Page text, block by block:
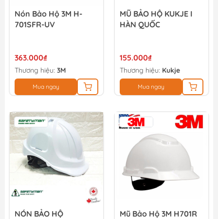
Nón Bảo Hộ 3M H-
701SFR-UV
363.000₫
Thương hiệu: 3M
Mua ngay
MŨ BẢO HỘ KUKJE I
HÀN QUỐC
155.000₫
Thương hiệu: Kukje
Mua ngay
NÓN BẢO HỘ
Mũ Bảo Hộ 3M H701R